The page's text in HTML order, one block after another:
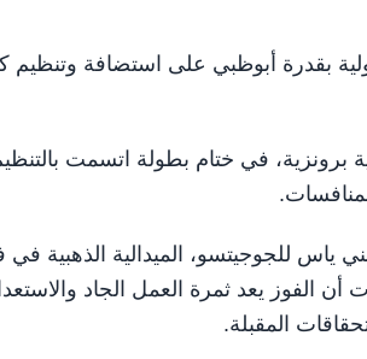
ولاعبة تعكس الثقة الدولية بقدرة أبوظبي على استضافة
توزيع 264 ميدالية ذهبية، و258 ميدالية فضية، و196 ميدالية برونزية، في ختام بطولة اتسمت
ياس للجوجيتسو، الميدالية الذهبية في
النزالات، وأكدت أن الفوز يعد ثمرة العمل الجاد
المقبلة.